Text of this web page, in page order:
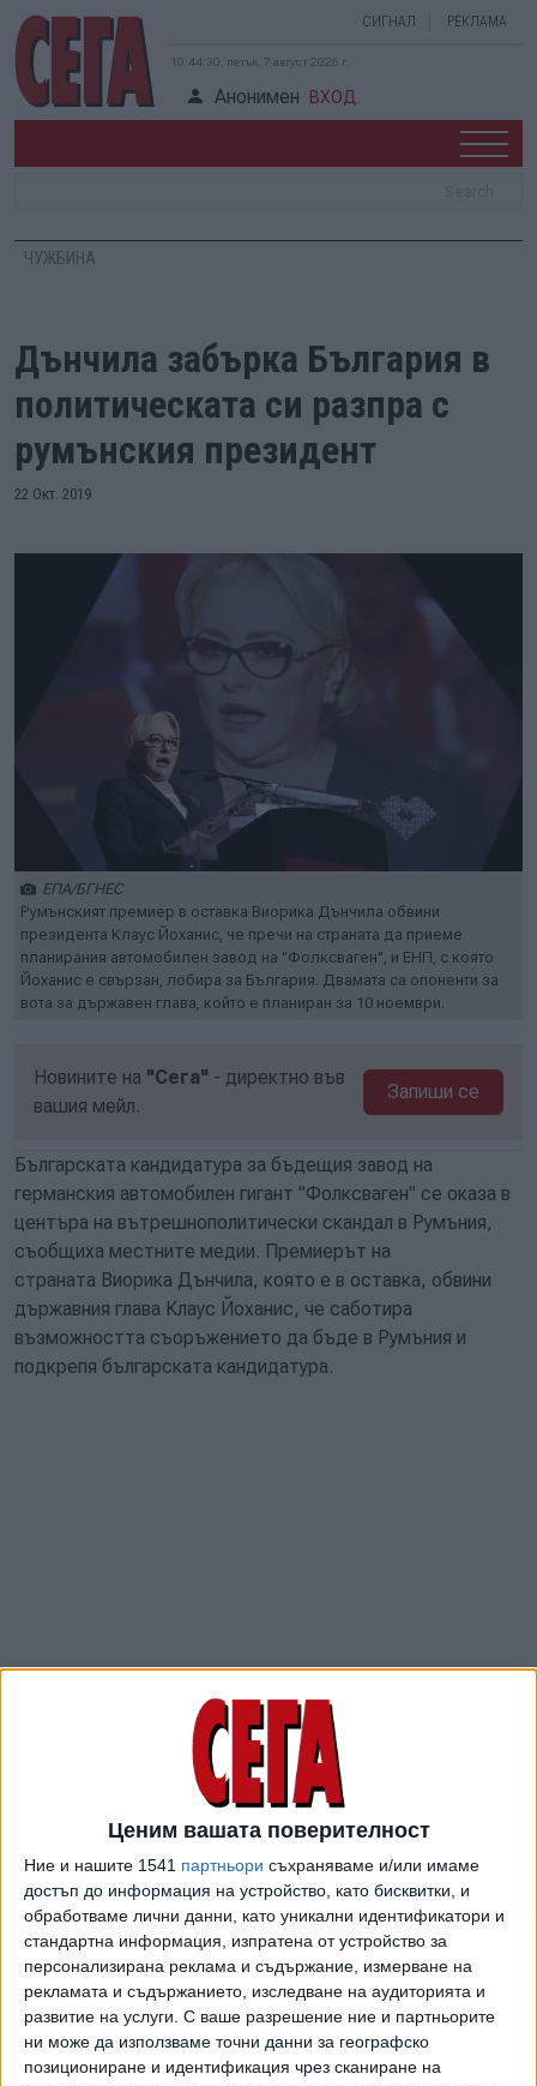
Ценим вашата поверителност
Ние и нашите 1541 партньори съхраняваме и/или имаме
достъп до информация на устройство, като бисквитки, и
обработваме лични данни, като уникални идентификатори и
стандартна информация, изпратена от устройство за
персонализирана реклама и съдържание, измерване на
рекламата и съдържанието, изследване на аудиторията и
развитие на услуги. С ваше разрешение ние и партньорите
ни може да използваме точни данни за географско
позициониране и идентификация чрез сканиране на
СИГНАЛ РЕКЛАМА
10:44:31, петък, 7 август 2026 г.
Анонимен ВХОД
ЧУЖБИНА
Дънчила забърка България в
политическата си разпра с
румънския президент
22 Окт. 2019
ЕПА/БГНЕС
Румънският премиер в оставка Виорика Дънчила обвини
президента Клаус Йоханис, че пречи на страната да приеме
планирания автомобилен завод на "Фолксваген", и ЕНП, с която
Йоханис е свързан, лобира за България. Двамата са опоненти за
вота за държавен глава, който е планиран за 10 ноември.
Новините на "Сега" - директно във
вашия мейл.
Запиши се
Българската кандидатура за бъдещия завод на
германския автомобилен гигант "Фолксваген" се оказа в
центъра на вътрешнополитически скандал в Румъния,
съобщиха местните медии. Премиерът на
страната Виорика Дънчила, която е в оставка, обвини
държавния глава Клаус Йоханис, че саботира
възможността съоръжението да бъде в Румъния и
подкрепя българската кандидатура.
В интервю за местния тв канал Ди Си Нюз Дънчила
заяви, че Европейската народна партия (ЕНП) е
изпратила писмо, с което подкрепя изграждане на
завода в България, а не в Румъния, въпреки че страната й
предлагала по-добри условия. Тя припомни, че
Национално-либералната партия (НЛП) на Йоханис е член
на ЕНП. "Обсъждахме проекта, дори министърът на
търговията бе в Германия и говори с борда на
"Фолксваген". Имаме най-изгодни условия за инвестиция.
Но за съжаление нямаме необходимата подкрепа",
твърди Дънчила.
В началото на октомври председателят на групата на